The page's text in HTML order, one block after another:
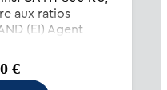
aux ratios
(EI) Agent
: 432205318 -
€